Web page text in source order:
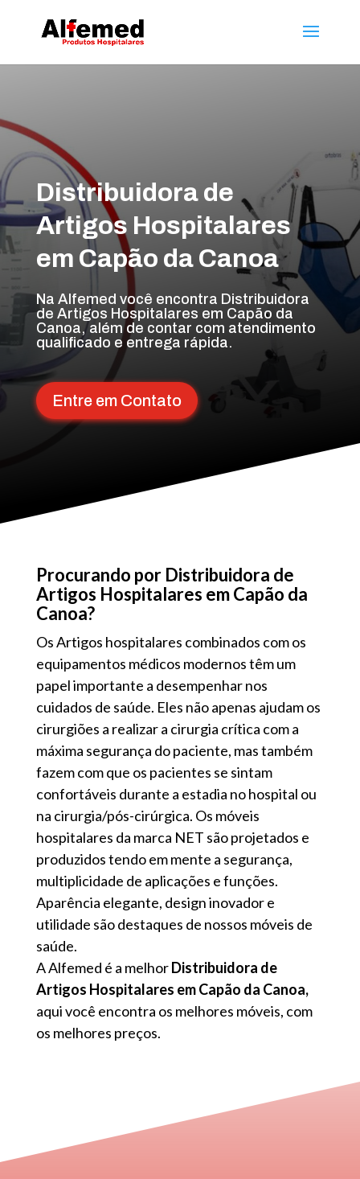
Distribuidora de
Artigos Hospitalares
em Capão da Canoa
Na Alfemed você encontra Distribuidora
de Artigos Hospitalares em Capão da
Canoa, além de contar com atendimento
qualificado e entrega rápida.
Entre em Contato
Procurando por Distribuidora de
Artigos Hospitalares em Capão da
Canoa?
Os Artigos hospitalares combinados com os
equipamentos médicos modernos têm um
papel importante a desempenhar nos
cuidados de saúde. Eles não apenas ajudam os
cirurgiões a realizar a cirurgia crítica com a
máxima segurança do paciente, mas também
fazem com que os pacientes se sintam
confortáveis ​​durante a estadia no hospital ou
na cirurgia/pós-cirúrgica. Os móveis
hospitalares da marca NET são projetados e
produzidos tendo em mente a segurança,
multiplicidade de aplicações e funções.
Aparência elegante, design inovador e
utilidade são destaques de nossos móveis de
saúde.
A Alfemed é a melhorDistribuidora de
Artigos Hospitalares em Capão da Canoa,
aqui você encontra os melhores móveis, com
os melhores preços.